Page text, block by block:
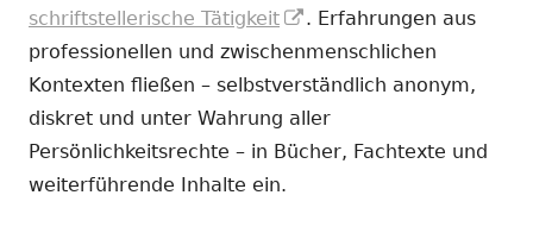
schriftstellerische Tätigkeit
In
neuem
Fenster
öffnen
. Erfahrungen aus
professionellen und zwischenmenschlichen
Kontexten fließen – selbstverständlich anonym,
diskret und unter Wahrung aller
Persönlichkeitsrechte – in Bücher, Fachtexte und
weiterführende Inhalte ein.